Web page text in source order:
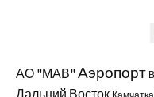
АО "МАВ"Аэропорт
Дальний Восток